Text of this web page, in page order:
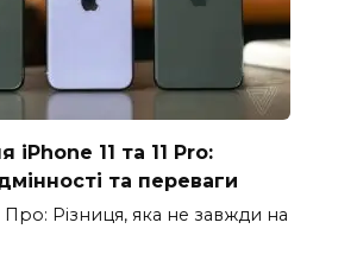
iPhone 11 та 11 Pro:
та переваги
Про: Різниця, яка не завжди на